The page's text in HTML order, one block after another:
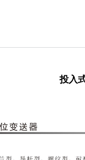
投入